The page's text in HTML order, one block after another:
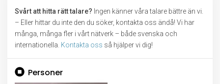
Svårt att hitta rätt talare? Ingen känner våra talare bättre än vi.
– Eller hittar du inte den du söker, kontakta oss ändå! Vi har
många, många fler i vårt nätverk – både svenska och
internationella. Kontakta oss så hjälper vi dig!
Personer